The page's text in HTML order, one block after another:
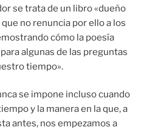
se trata de un libro «dueño
no renuncia por ello a los
cómo la poesía
algunas de las preguntas
tiempo».
se impone incluso cuando
y la manera en la que, a
antes, nos empezamos a